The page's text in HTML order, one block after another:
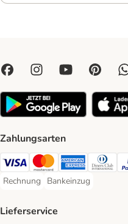
Zahlungsarten
Visa Payment Method
Mastercard Payment
AmericanDiners
Rechnung
Rechnung Payment Method
Bankeinzug
Bankeinzug Payment
Lieferservice